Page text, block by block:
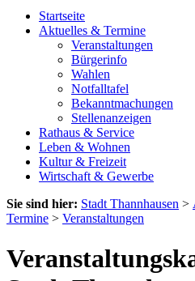
Startseite
Aktuelles & Termine
Veranstaltungen
Bürgerinfo
Wahlen
Notfalltafel
Bekanntmachungen
Stellenanzeigen
Rathaus & Service
Leben & Wohnen
Kultur & Freizeit
Wirtschaft & Gewerbe
Sie sind hier: Stadt Thannhausen >
Termine > Veranstaltungen